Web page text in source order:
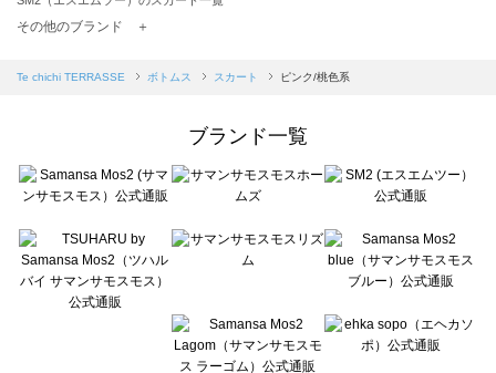
TSUHARU by Samansa Mos2（ツハルバイサマンサモスモス）のスカート一覧
Samansa Mos2 blue（サマンサモスモス ブルー）のスカート一覧
sō4ū（ソウフォーユー）のスカート一覧
Te chichi（テチチ）のスカート一覧
Te chichi CLASSIC（テチチ クラシック）のスカート一覧
Lugnoncure（ルノンキュール）のスカート一覧
BETTY'S BLUE（べティーズブルー）のスカート一覧
Wpc.（ワールドパーティー）のスカート一覧
その他のブランド ＋
Te chichi TERRASSE ボトムス スカート ピンク/桃色系
ブランド一覧